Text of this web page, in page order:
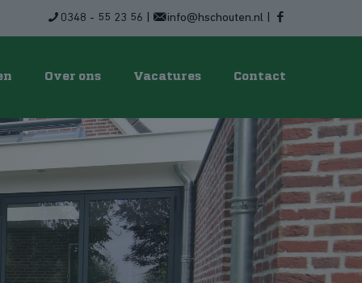
0348 - 55 23 56 info@hschouten.nl
Over ons Vacatures Contact